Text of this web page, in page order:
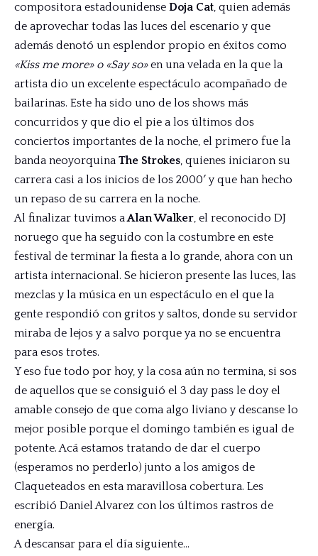
compositora estadounidense Doja Cat, quien además
de aprovechar todas las luces del escenario y que
además denotó un esplendor propio en éxitos como
«Kiss me more» o «Say so»en una velada en la que la
artista dio un excelente espectáculo acompañado de
bailarinas. Este ha sido uno de los shows más
concurridos y que dio el pie a los últimos dos
conciertos importantes de la noche, el primero fue la
banda neoyorquina The Strokes, quienes iniciaron su
carrera casi a los inicios de los 2000′ y que han hecho
un repaso de su carrera en la noche.
Al finalizar tuvimos aAlan Walker, el reconocido DJ
noruego que ha seguido con la costumbre en este
festival de terminar la fiesta a lo grande, ahora con un
artista internacional. Se hicieron presente las luces, las
mezclas y la música en un espectáculo en el que la
gente respondió con gritos y saltos, donde su servidor
miraba de lejos y a salvo porque ya no se encuentra
para esos trotes.
Y eso fue todo por hoy, y la cosa aún no termina, si sos
de aquellos que se consiguió el 3 day pass le doy el
amable consejo de que coma algo liviano y descanse lo
mejor posible porque el domingo también es igual de
potente. Acá estamos tratando de dar el cuerpo
(esperamos no perderlo) junto a los amigos de
Claqueteados en esta maravillosa cobertura. Les
escribió Daniel Alvarez con los últimos rastros de
energía.
A descansar para el día siguiente…